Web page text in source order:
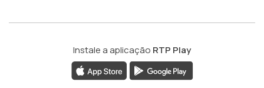
Instale a aplicação RTP Play